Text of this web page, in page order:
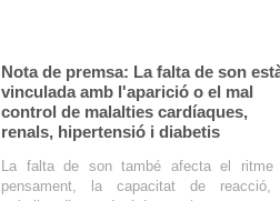
Nota de premsa: La falta de son
vinculada amb l'aparició o el mal
control de malalties cardíaques,
renals, hipertensió i diabetis
La falta de son també afecta el ritme
pensament, la capacitat de reacció,